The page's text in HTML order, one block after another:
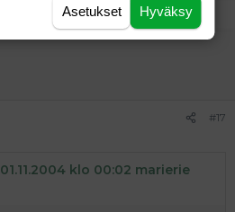
#17
01.11.2004 klo 00:02 marierie
Hyväksy
Asetukset